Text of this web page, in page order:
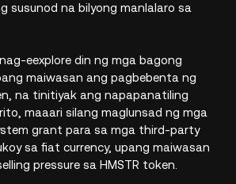
susunod na bilyong manlalaro sa
eexplore din ng mga bagong
maiwasan ang pagbebenta ng
na tinitiyak ang napapanatiling
maaari silang maglunsad ng mga
grant para sa mga third-party
sa fiat currency, upang maiwasan
pressure sa HMSTR token.